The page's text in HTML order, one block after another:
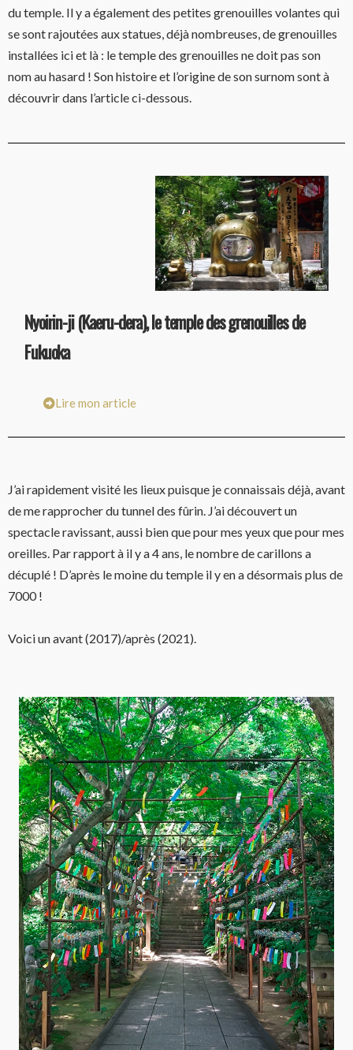
du temple. Il y a également des petites grenouilles volantes qui
se sont rajoutées aux statues, déjà nombreuses, de grenouilles
installées ici et là : le temple des grenouilles ne doit pas son
nom au hasard ! Son histoire et l’origine de son surnom sont à
découvrir dans l’article ci-dessous.
Nyoirin-ji (Kaeru-dera), le temple des grenouilles de
Fukuoka
Lire mon article
J’ai rapidement visité les lieux puisque je connaissais déjà, avant
de me rapprocher du tunnel des fûrin. J’ai découvert un
spectacle ravissant, aussi bien que pour mes yeux que pour mes
oreilles. Par rapport à il y a 4 ans, le nombre de carillons a
décuplé ! D’après le moine du temple il y en a désormais plus de
7000 !
Voici un avant (2017)/après (2021).